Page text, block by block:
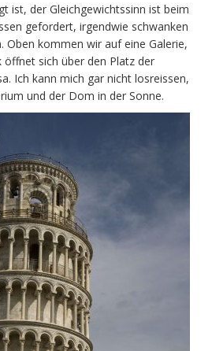
ist, der Gleichgewichtssinn ist beim
gefordert, irgendwie schwanken
Oben kommen wir auf eine Galerie,
öffnet sich über den Platz der
Ich kann mich gar nicht losreissen,
und der Dom in der Sonne.